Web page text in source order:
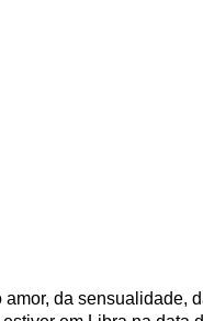
amor, da sensualidade,